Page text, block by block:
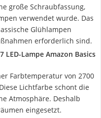
große Schraubfassung,
verwendet wurde. Das
Glühlampen
erforderlich sind.
Lampe Amazon Basics
Farbtemperatur von 2700
Lichtfarbe schont die
Atmosphäre. Deshalb
eingesetzt.